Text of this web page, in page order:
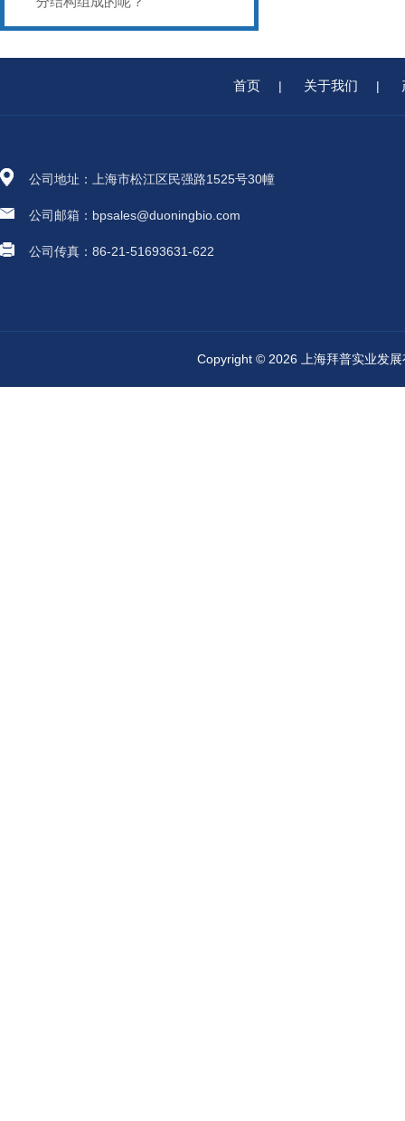
首页 | 关于我们 |
公司地址：上海市松江区民强路1525号30幢
公司邮箱：bpsales@duoningbio.com
公司传真：86-21-51693631-622
Copyright © 2026 上海拜普实业发